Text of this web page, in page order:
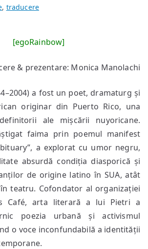
, traducere
[egoRainbow]
& prezentare: Monica Manolachi
a fost un poet, dramaturg și
originar din Puerto Rico, una
ale mișcării nuyoricane.
faima prin poemul manifest
a explorat cu umor negru,
absurdă condiția diasporică și
de origine latino în SUA, atât
teatru. Cofondator al organizației
Café, arta literară a lui Pietri a
poezia urbană și activismul
o voce inconfundabilă a identității